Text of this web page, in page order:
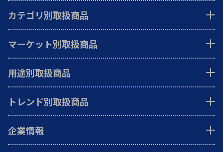
カテゴリ別取扱商品
マーケット別取扱商品
用途別取扱商品
トレンド別取扱商品
企業情報